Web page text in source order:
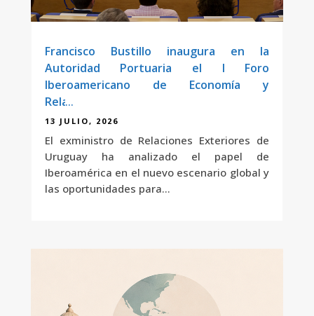
Francisco Bustillo inaugura en la
Autoridad Portuaria el I Foro
Iberoamericano de Economía y
Relaciones Internacionales de Cádiz
13 JULIO, 2026
El exministro de Relaciones Exteriores de
Uruguay ha analizado el papel de
Iberoamérica en el nuevo escenario global y
las oportunidades para...